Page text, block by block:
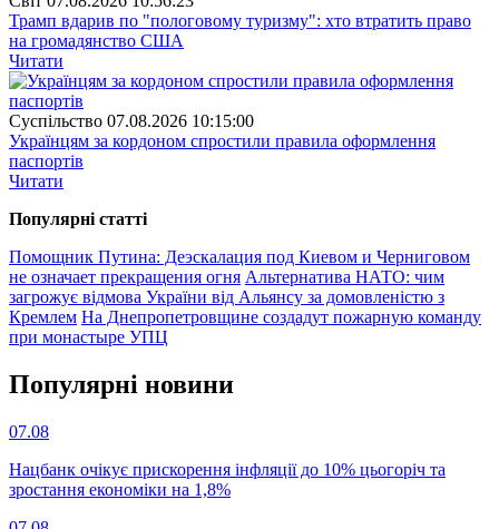
Трамп вдарив по "пологовому туризму": хто втратить право
на громадянство США
Читати
Суспiльство 07.08.2026 10:15:00
Українцям за кордоном спростили правила оформлення
паспортів
Читати
Популярнi статтi
Помощник Путина: Деэскалация под Киевом и Черниговом
не означает прекращения огня Альтернатива НАТО: чим
загрожує відмова України від Альянсу за домовленістю з
Кремлем На Днепропетровщине создадут пожарную команду
при монастыре УПЦ
Популярнi новини
07.08
Нацбанк очікує прискорення інфляції до 10% цьогоріч та
зростання економіки на 1,8%